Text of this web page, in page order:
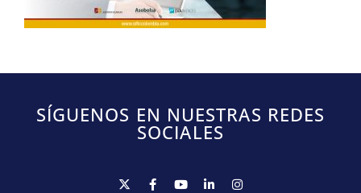
SÍGUENOS EN NUESTRAS REDES
SOCIALES